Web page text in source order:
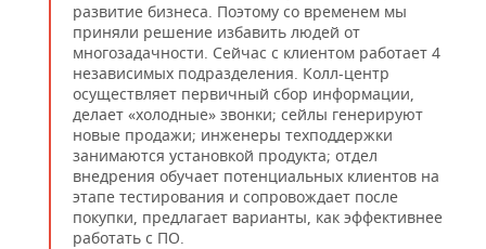
развитие бизнеса. Поэтому со временем мы
приняли решение избавить людей от
многозадачности. Сейчас с клиентом работает 4
независимых подразделения. Колл-центр
осуществляет первичный сбор информации,
делает «холодные» звонки; сейлы генерируют
новые продажи; инженеры техподдержки
занимаются установкой продукта; отдел
внедрения обучает потенциальных клиентов на
этапе тестирования и сопровождает после
покупки, предлагает варианты, как эффективнее
работать с ПО.